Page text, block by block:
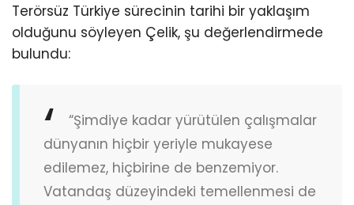
Terörsüz Türkiye sürecinin tarihi bir yaklaşım
olduğunu söyleyen Çelik, şu değerlendirmede
bulundu:
“Şimdiye kadar yürütülen çalışmalar
dünyanın hiçbir yeriyle mukayese
edilemez, hiçbirine de benzemiyor.
Vatandaş düzeyindeki temellenmesi de